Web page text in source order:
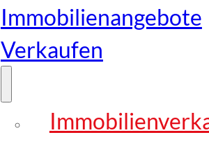
Immobilienangebote
Verkaufen